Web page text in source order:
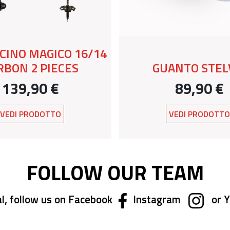
MAGICO 16/14
2 PIECES
139,90 €
VEDI PRODOTTO
GUANTO
89,90 €
VEDI PRODOTTO
FOLLOW OUR TEAM
follow us on Facebook Instagram or